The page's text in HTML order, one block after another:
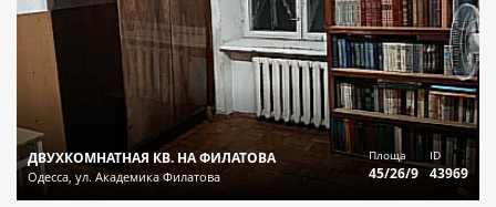
ДВУХКОМНАТНАЯ КВ. НА ФИЛАТОВА
Одесса, ул. Академика Филатова
Площа
45/26/9
ID
43969